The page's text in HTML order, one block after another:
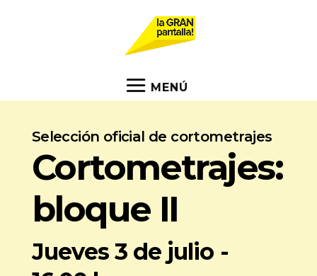
Selección oficial de cortometrajes
Cortometrajes:
bloque II
Jueves 3 de julio -